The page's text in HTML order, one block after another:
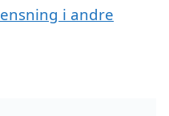
i andre